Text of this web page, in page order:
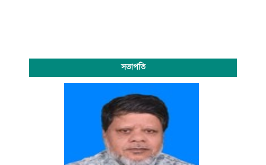
সভাপতি